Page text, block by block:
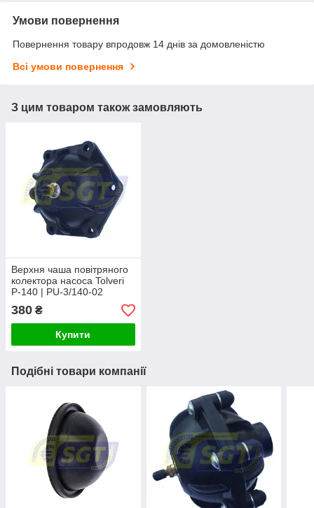
Умови повернення
Повернення товару впродовж 14 днів за домовленістю
Всі умови повернення
З цим товаром також замовляють
Верхня чаша повітряного
колектора насоса Tolveri
Р-140 | PU-3/140-02
380 ₴
Купити
Подібні товари компанії